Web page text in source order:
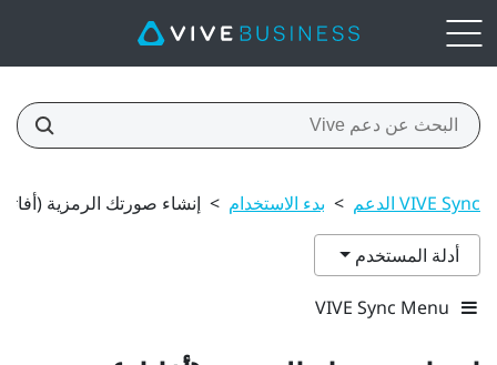
VIVE Sync الدعم > بدء الاستخدام > إنشاء صورتك الرمزية
أدلة المستخدم
VIVE Sync Menu